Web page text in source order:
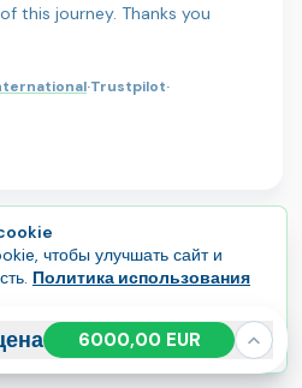
6000,00 EUR
this journey. Thanks you
·Trustpilot·
reviews
чтобы улучшать сайт и
Политика использования